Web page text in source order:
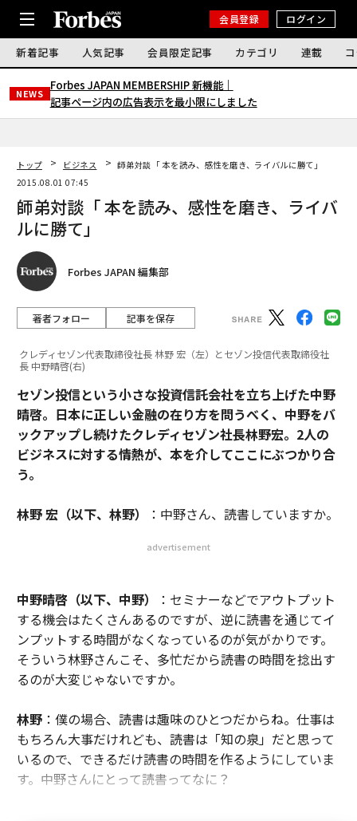
会員登録 ログイン
新着記事 人気記事 会員限定記事 カテゴリ 連載
NEWS
Forbes JAPAN MEMBERSHIP 新機能｜
記事ページ内の広告表示を最小限にしました
トップ ビジネス
師弟対談「 本を読み、感性を磨き、ライバルに勝て」
2015.08.01 07:45
師弟対談「 本を読み、感性を磨き、ライバ
ルに勝て」
Forbes JAPAN 編集部
著者フォロー 記事を保存
クレディセゾン代表取締役社長 林野 宏（左）とセゾン投信代表取締役社
長 中野晴啓(右)
セゾン投信という小さな投資信託会社を立ち上げた中野
晴啓。日本に正しい金融の在り方を問うべく、中野をバ
ックアップし続けたクレディセゾン社長林野宏。2人の
ビジネスに対する情熱が、本を介してここにぶつかり合
う。
林野 宏（以下、林野） ：中野さん、読書していますか。
advertisement
中野晴啓（以下、中野）
：セミナーなどでアウトプット
する機会はたくさんあるのですが、逆に読書を通じてイ
ンプットする時間がなくなっているのが気がかりです。
そういう林野さんこそ、多忙だから読書の時間を捻出す
るのが大変じゃないですか。
林野：僕の場合、読書は趣味のひとつだからね。仕事は
もちろん大事だけれども、読書は「知の泉」だと思って
いるので、できるだけ読書の時間を作るようにしていま
す。中野さんにとって読書ってなに？